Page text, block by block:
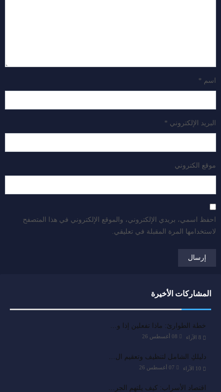
اسم *
البريد الإلكتروني *
موقع الكتروني
احفظ اسمي، بريدي الإلكتروني، والموقع الإلكتروني في هذا المتصفح
لاستخدامها المرة المقبلة في تعليقي.
المشاركات الأخيرة
خطة الطوارئ: ماذا تفعلين إذا و…
08 أغسطس 26 الآراء
دليلكِ الشامل لتنظيف وتعقيم ال…
07 أغسطس 26 الآراء
اقتصاد الأسراب: كيف يلتهم الجر…